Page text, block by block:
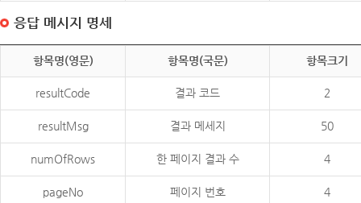
응답 메시지 명세
항목명(영문) 항목명(국문) 항목크기
resultCode 결과 코드 2
resultMsg 결과 메세지 50
numOfRows 한 페이지 결과 수 4
pageNo 페이지 번호 4